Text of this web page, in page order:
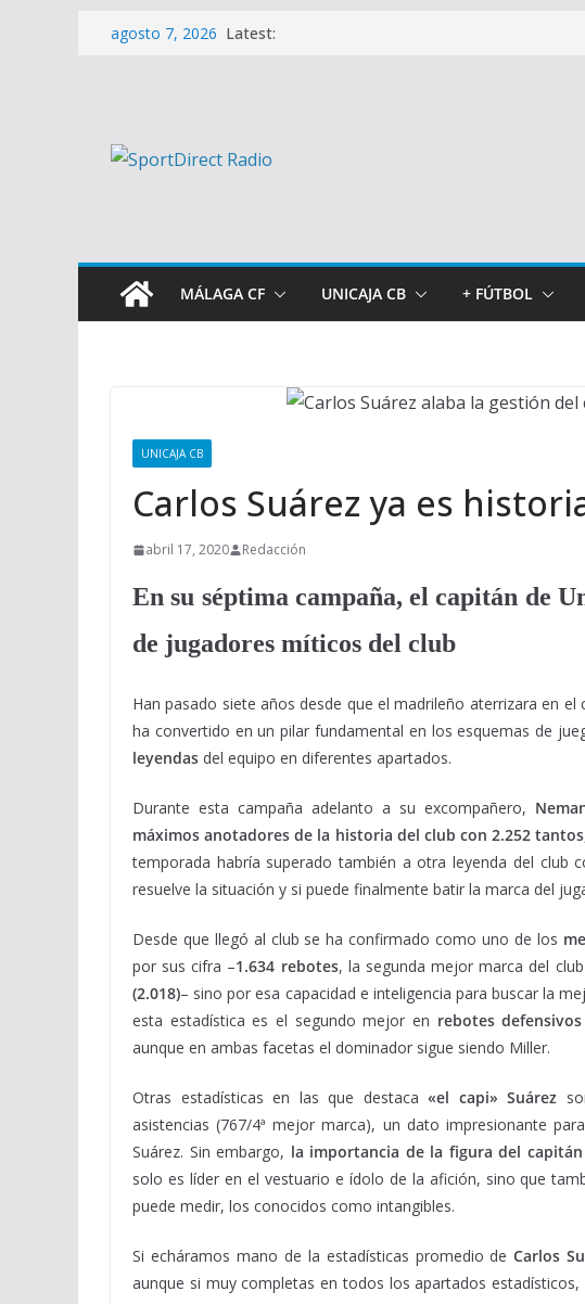
Saltaragosto 7, 2026 Latest:
MÁLAGA CF UNICAJA CB + FÚTBOL
UNICAJA CB
Carlos Suárez ya es
abril 17, 2020 Redacción
En su séptima campaña, el capitán de
de jugadores míticos del club
Han pasado siete años desde que el madrileño aterrizara en
ha convertido en un pilar fundamental en los esquemas de
leyendas del equipo en diferentes apartados.
Durante esta campaña adelanto a su excompañero,
máximos anotadores de la historia del club con 2.252 tantos
temporada habría superado también a otra leyenda del club
resuelve la situación y si puede finalmente batir la marca del
Desde que llegó al club se ha confirmado como uno de los
por sus cifra –1.634 rebotes, la segunda mejor marca del
(2.018)– sino por esa capacidad e inteligencia para buscar la
esta estadística es el segundo mejor en rebotes defensivos
aunque en ambas facetas el dominador sigue siendo Miller.
Otras estadísticas en las que destaca «el capi» Suárez
asistencias (767/4ª mejor marca), un dato impresionante
Suárez. Sin embargo, la importancia de la figura del capitán
solo es líder en el vestuario e ídolo de la afición, sino que
puede medir, los conocidos como intangibles.
Si echáramos mano de la estadísticas promedio deCarlos
aunque si muy completas en todos los apartados estadísticos,